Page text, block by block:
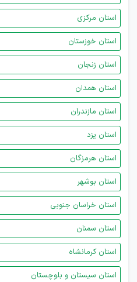
استان مرکزی
استان خوزستان
استان زنجان
استان همدان
استان مازندران
استان یزد
استان هرمزگان
استان بوشهر
استان خراسان جنوبی
استان سمنان
استان کرمانشاه
استان سیستان و بلوچستان